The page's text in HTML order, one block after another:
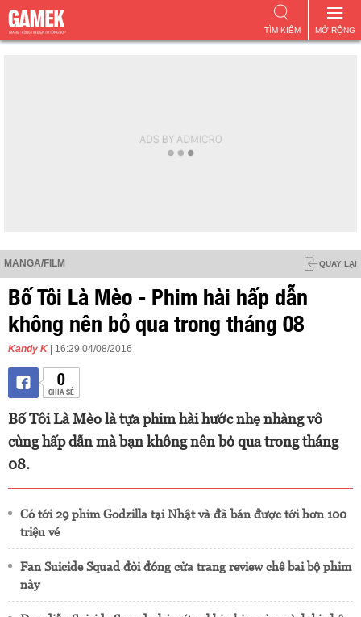
MỞ RỘNG
TÌM KIẾM
MANGA/FILM QUAY LẠI
Bố Tôi Là Mèo - Phim hài hấp dẫn
không nên bỏ qua trong tháng 08
Kandy K | 16:29 04/08/2016
0
CHIA SẺ
Bố Tôi Là Mèo là tựa phim hài hước nhẹ nhàng vô
cùng hấp dẫn mà bạn không nên bỏ qua trong tháng
08.
Có tới 29 phim Godzilla tại Nhật và đã bán được tới hơn 100
triệu vé
Fan Suicide Squad đòi đóng cửa trang review chê bai bộ phim
này